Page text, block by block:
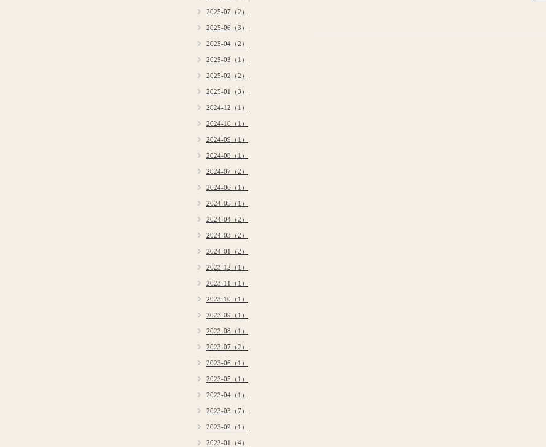
2025-07（2）
2025-06（3）
2025-04（2）
2025-03（1）
2025-02（2）
2025-01（3）
2024-12（1）
2024-10（1）
2024-09（1）
2024-08（1）
2024-07（2）
2024-06（1）
2024-05（1）
2024-04（2）
2024-03（2）
2024-01（2）
2023-12（1）
2023-11（1）
2023-10（1）
2023-09（1）
2023-08（1）
2023-07（2）
2023-06（1）
2023-05（1）
2023-04（1）
2023-03（7）
2023-02（1）
2023-01（4）